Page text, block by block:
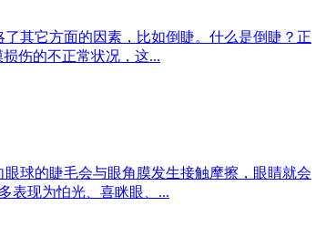
其它方面的因素，比如倒睫。什么是倒睫？正
伤的不正常状况，这...
球的睫毛会与眼角膜发生接触摩擦，眼睛就会
表现为怕光、喜眯眼、...